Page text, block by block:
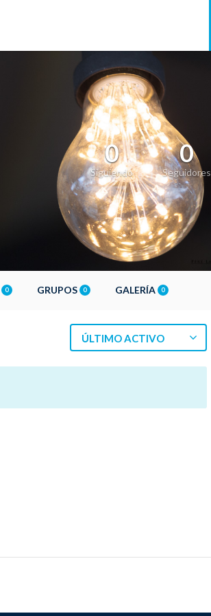
0
Siguiendo
0
Seguidores
0 GRUPOS 0 GALERÍA 0
ÚLTIMO ACTIVO